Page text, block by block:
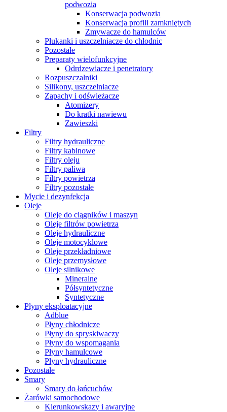
podwozia
Konserwacja podwozia
Konserwacja profili zamkniętych
Zmywacze do hamulców
Płukanki i uszczelniacze do chłodnic
Pozostałe
Preparaty wielofunkcyjne
Odrdzewiacze i penetratory
Rozpuszczalniki
Silikony, uszczelniacze
Zapachy i odświeżacze
Atomizery
Do kratki nawiewu
Zawieszki
Filtry
Filtry hydrauliczne
Filtry kabinowe
Filtry oleju
Filtry paliwa
Filtry powietrza
Filtry pozostałe
Mycie i dezynfekcja
Oleje
Oleje do ciągników i maszyn
Oleje filtrów powietrza
Oleje hydrauliczne
Oleje motocyklowe
Oleje przekładniowe
Oleje przemysłowe
Oleje silnikowe
Mineralne
Półsyntetyczne
Syntetyczne
Płyny eksploatacyjne
Adblue
Płyny chłodnicze
Płyny do spryskiwaczy
Płyny do wspomagania
Płyny hamulcowe
Płyny hydrauliczne
Pozostałe
Smary
Smary do łańcuchów
Żarówki samochodowe
Kierunkowskazy i awaryjne